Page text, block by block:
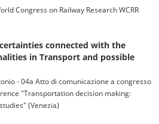
Congress on Railway Research WCRR
connected with the
in Transport and possible
- 04a Atto di comunicazione a congresso
"Transportation decision making:
(Venezia)